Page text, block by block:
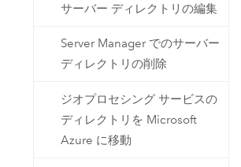
サーバー ディレクトリの編集
Server Manager でのサーバー
ディレクトリの削除
ジオプロセシング サービスの
ディレクトリを Microsoft
Azure に移動